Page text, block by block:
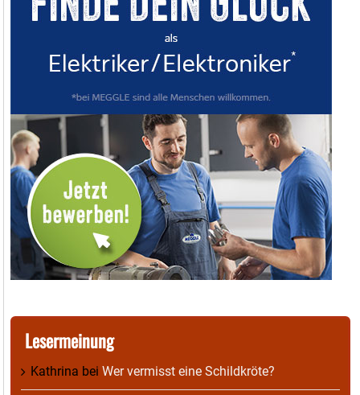
Lesermeinung
Kathrina bei Wer vermisst eine Schildkröte?